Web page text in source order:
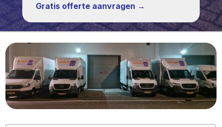
Gratis offerte aanvragen →